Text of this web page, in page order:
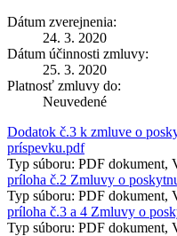
Dátum zverejnenia:
24. 3. 2020
Dátum účinnosti zmluvy:
25. 3. 2020
Platnosť zmluvy do:
Neuvedené
Dodatok č.3 k zmluve o
príspevku.pdf
Typ súboru: PDF dokument,
príloha č.2 Zmluvy o
Typ súboru: PDF dokument,
príloha č.3 a 4 Zmluvy o
Typ súboru: PDF dokument,